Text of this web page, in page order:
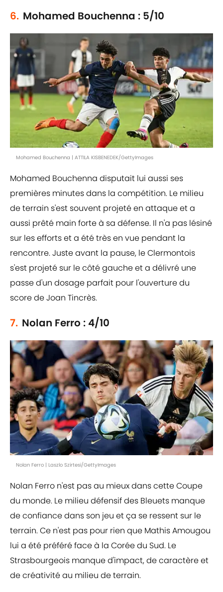
6. Mohamed Bouchenna : 5/10
Mohamed Bouchenna | ATTILA KISBENEDEK/GettyImages
Mohamed Bouchenna disputait lui aussi ses
premières minutes dans la compétition. Le milieu
de terrain s'est souvent projeté en attaque et a
aussi prêté main forte à sa défense. Il n'a pas lésiné
sur les efforts et a été très en vue pendant la
rencontre. Juste avant la pause, le Clermontois
s'est projeté sur le côté gauche et a délivré une
passe d'un dosage parfait pour l'ouverture du
score de Joan Tincrès.
7. Nolan Ferro : 4/10
Nolan Ferro | Laszlo Szirtesi/GettyImages
Nolan Ferro n'est pas au mieux dans cette Coupe
du monde. Le milieu défensif des Bleuets manque
de confiance dans son jeu et ça se ressent sur le
terrain. Ce n'est pas pour rien que Mathis Amougou
lui a été préféré face à la Corée du Sud. Le
Strasbourgeois manque d'impact, de caractère et
de créativité au milieu de terrain.